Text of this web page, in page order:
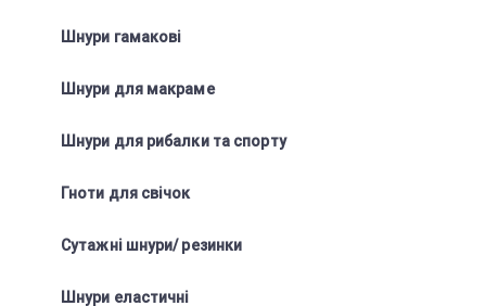
Шнури гамакові
Шнури для макраме
Шнури для рибалки та спорту
Гноти для свічок
Сутажні шнури/ резинки
Шнури еластичні